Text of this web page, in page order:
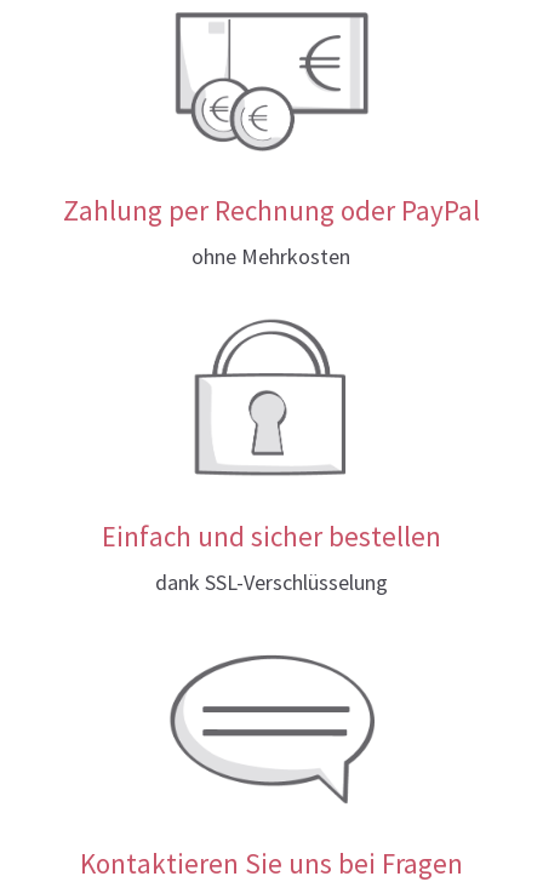
Zahlung per Rechnung oder PayPal
ohne Mehrkosten
Einfach und sicher bestellen
dank SSL-Verschlüsselung
Kontaktieren Sie uns bei Fragen